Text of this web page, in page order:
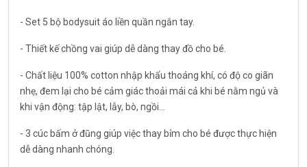
- Set 5 bộ bodysuit áo liền quần ngắn tay.
- Thiết kế chồng vai giúp dễ dàng thay đồ cho bé.
- Chất liệu 100% cotton nhập khẩu thoáng khí, có độ co giãn
nhẹ, đem lại cho bé cảm giác thoải mái cả khi bé nằm ngủ và
khi vận động: tập lật, lẫy, bò, ngồi...
- 3 cúc bấm ở đũng giúp việc thay bỉm cho bé được thực hiện
dễ dàng nhanh chóng.